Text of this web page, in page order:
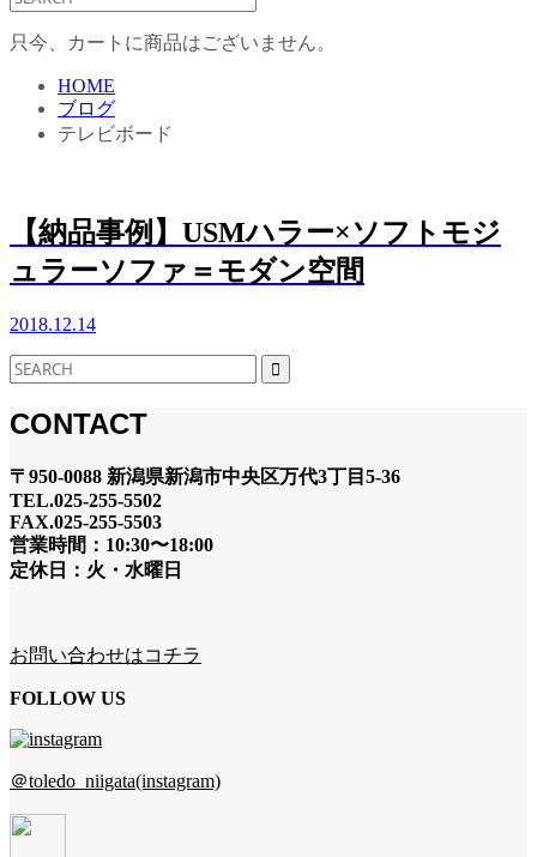
只今、カートに商品はございません。
HOME
ブログ
テレビボード
【納品事例】USMハラー×ソフトモジ
ュラーソファ＝モダン空間
2018.12.14
CONTACT
〒950-0088 新潟県新潟市中央区万代3丁目5-36
TEL.025-255-5502
FAX.025-255-5503
営業時間：10:30〜18:00
定休日：火・水曜日
お問い合わせはコチラ
FOLLOW US
＠toledo_niigata(instagram)